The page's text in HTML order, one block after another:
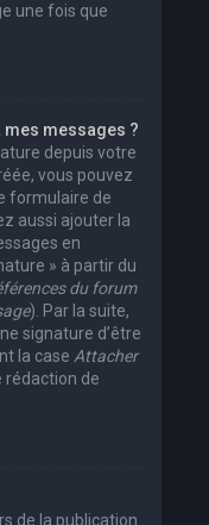
une fois que
mes messages ?
depuis votre
vous pouvez
formulaire de
aussi ajouter la
en
» à partir du
du forum
). Par la suite,
signature d’être
la case Attacher
de
de la publication